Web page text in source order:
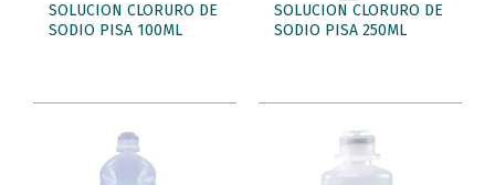
SOLUCION CLORURO DE
SODIO PISA 100ML
SOLUCION CLORURO DE
SODIO PISA 250ML